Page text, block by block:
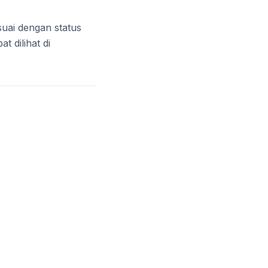
dengan status
dilihat di